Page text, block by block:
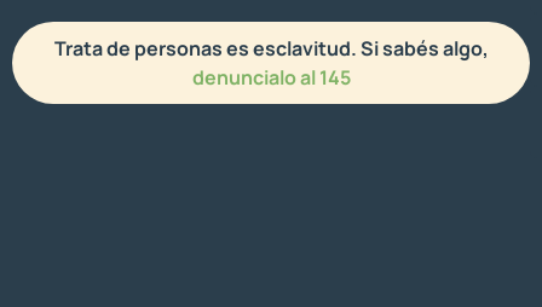
Trata de personas es esclavitud. Si sabés algo,
denuncialo al 145